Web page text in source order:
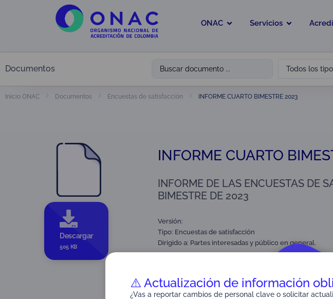
ONAC Servicios
Documentos
Inicio ONAC Documentos Encuestas de satisfacción INFORME CUARTO BIMESTRE 2023
Descargar
505 KB
INFORME CUARTO
INFORME DE LAS ENCUESTAS DE
BIMESTRE DE 2023
Versión:
Tipo: Encuestas de satisfacción
Dirigido a: Partes interesadas y público en general.
⚠️ Actualización de información
¿Vas a reportar cambios de personal clave o solicitar